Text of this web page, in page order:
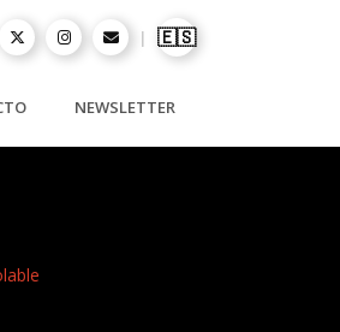
| 🇪🇸
NEWSLETTER